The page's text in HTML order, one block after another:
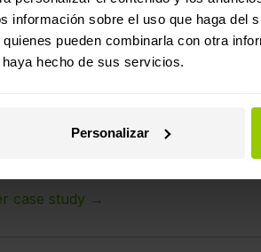
información sobre el uso que haga del
pueden combinarla con otra
hecho de sus servicios.
Personalizar
Si un cliente dice que
recibido su pedido,
cámara para demostrar que lo
entregado todo y que
case study →